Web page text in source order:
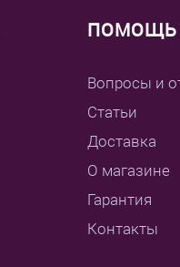
ПОМОЩЬ
Вопросы и
Статьи
Доставка
О магазине
Гарантия
Контакты